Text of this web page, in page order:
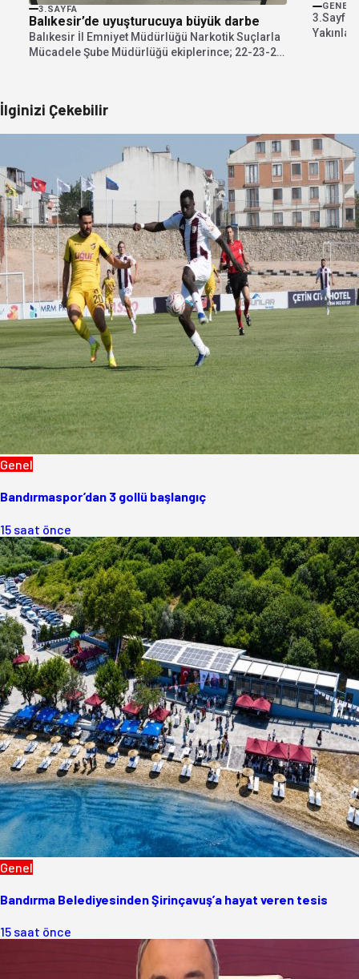
3.SAYFA
Balıkesir’de uyuşturucuya büyük darbe
Balıkesir İl Emniyet Müdürlüğü Narkotik Suçlarla
Mücadele Şube Müdürlüğü ekiplerince; 22-23-24
GENEL
3.Sayfa
İlginizi Çekebilir
Genel
Bandırmaspor’dan 3 gollü başlangıç
15 saat önce
Genel
Bandırma Belediyesinden Şirinçavuş’a hayat veren tesis
15 saat önce